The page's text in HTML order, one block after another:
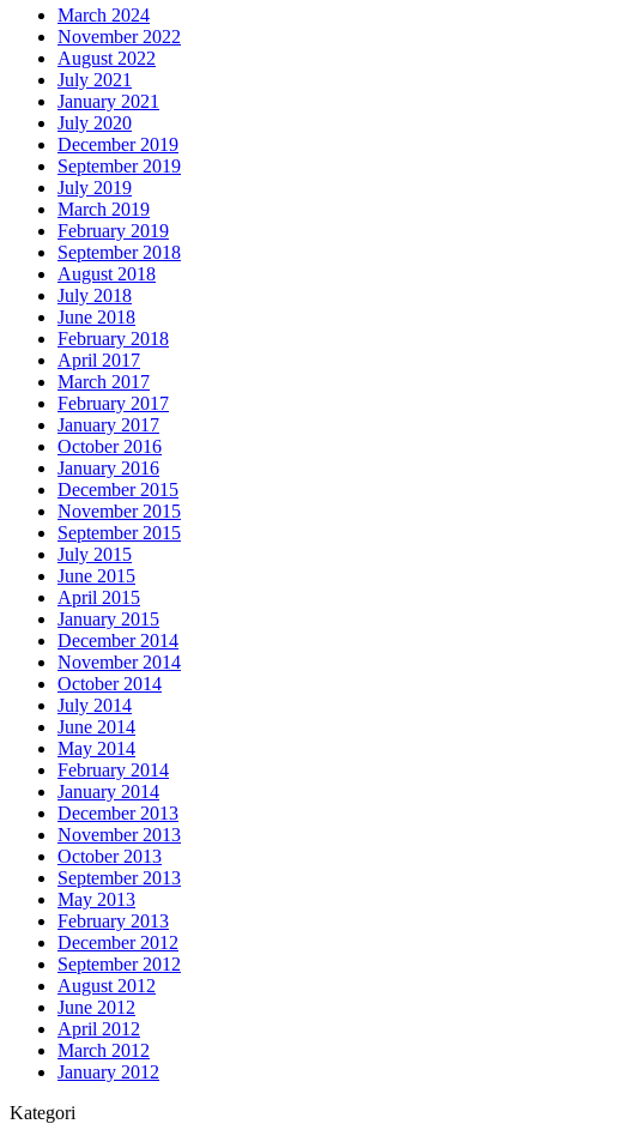
March 2024
November 2022
August 2022
July 2021
January 2021
July 2020
December 2019
September 2019
July 2019
March 2019
February 2019
September 2018
August 2018
July 2018
June 2018
February 2018
April 2017
March 2017
February 2017
January 2017
October 2016
January 2016
December 2015
November 2015
September 2015
July 2015
June 2015
April 2015
January 2015
December 2014
November 2014
October 2014
July 2014
June 2014
May 2014
February 2014
January 2014
December 2013
November 2013
October 2013
September 2013
May 2013
February 2013
December 2012
September 2012
August 2012
June 2012
April 2012
March 2012
January 2012
Kategori